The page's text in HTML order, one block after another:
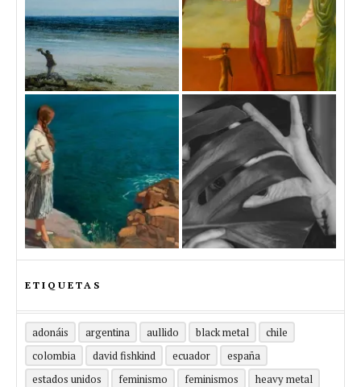
ETIQUETAS
adonáis argentina aullido black metal
chile
colombia
david fishkind ecuador
españa
estados unidos
feminismo feminismos
heavy metal